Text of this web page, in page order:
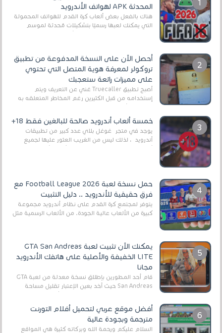
المحدثة APK لهواتف الأندرويد
هناك بالفعل بعض ألعاب كرة القدم للهواتف المحمولة
التي يمكنك لعبها رسميًا بتشكيلات مُحدثة لموسم
أحصل الآن على النسخة المدفوعة من تطبيق
تروكولر لمعرفة هوية المتصل التي تحتوي
على مميزات رائعة ستعجبك
أصبح تطبيق Truecaller غني عن التعريف ويتم
إستخدامه من قبل الكثيرين رغم المخاطر المتعلقه به
خمسة ألعاب أندرويد صالحة للبالغين فقط 18+
يوجد في متجر غوغل بلاي عدد كبير من تطبيقات
أندرويد ، لذلك ليس من الغريب العثور عليها لجميع
حمل نسخة لعبة Football League 2026 مع
فرق حقيقية للأندرويد .. دليل التثبيت
يتوفر لمجتمع كرة القدم على نظام أندرويد مجموعة
كبيرة من الألعاب عالية الجودة. من الألعاب الرسمية مثل
يمكنك الآن تثبيت لعبة GTA San Andreas
LITE الخفيفة والأصلية على هاتفك الأندرويد
مجانا
قام أحد المطورين بإطلاق نسخة معدلة من لعبة GTA
San Andreas حيث أخد بعين الإعتبار تقليل مساحة
أفضل موقع عربي لتحميل أفلام التورنت
مترجمة وبجودة عالية
السلام عليكم ورحمة الله وبركاته كثيرة هي المواقع